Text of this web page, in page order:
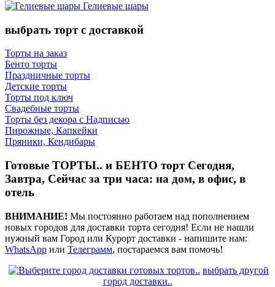
Гелиевые шары
выбрать торт с доставкой
Торты на заказ
Бенто торты
Праздничные торты
Детские торты
Торты под ключ
Свадебные торты
Торты без декора с Надписью
Пирожные, Капкейки
Пряники, Кендибары
Готовые ТОРТЫ.. и БЕНТО торт Сегодня,
Завтра, Сейчас за три часа: на дом, в офис, в
отель
ВНИМАНИЕ! Мы постоянно работаем над пополнением
новых городов для доставки торта сегодня! Если не нашли
нужный вам Город или Курорт доставки - напишите нам:
WhatsApp или Телеграмм, постараемся вам помочь!
выбрать другой
город доставки..